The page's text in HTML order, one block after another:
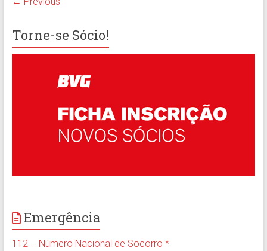
Torne-se Sócio!
Emergência
112 – Número Nacional de Socorro *